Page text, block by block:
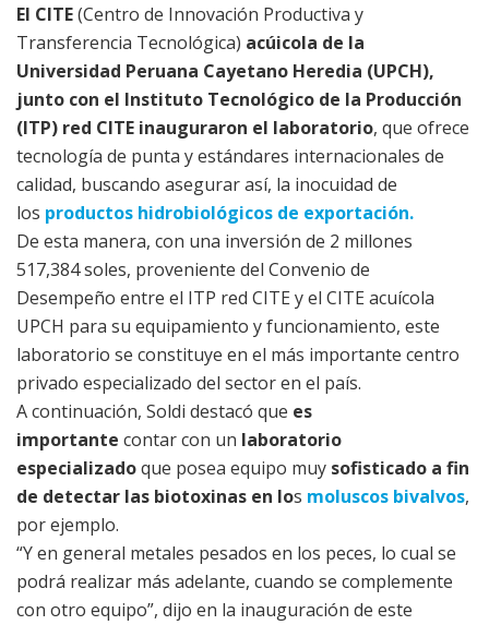
El CITE(Centro de Innovación Productiva y
Transferencia Tecnológica) acúicola de la
Universidad Peruana Cayetano Heredia (UPCH),
junto con el Instituto Tecnológico de la Producción
(ITP) red CITE inauguraron el laboratorio, que ofrece
tecnología de punta y estándares internacionales de
calidad, buscando asegurar así, la inocuidad de
los productos hidrobiológicos de exportación.
De esta manera, con una inversión de 2 millones
517,384 soles, proveniente del Convenio de
Desempeño entre el ITP red CITE y el CITE acuícola
UPCH para su equipamiento y funcionamiento, este
laboratorio se constituye en el más importante centro
privado especializado del sector en el país.
A continuación, Soldi destacó que es
importante contar con un laboratorio
especializadoque posea equipo muy sofisticado a fin
de detectar las biotoxinas en los moluscos bivalvos,
por ejemplo.
“Y en general metales pesados en los peces, lo cual se
podrá realizar más adelante, cuando se complemente
con otro equipo”, dijo en la inauguración de este